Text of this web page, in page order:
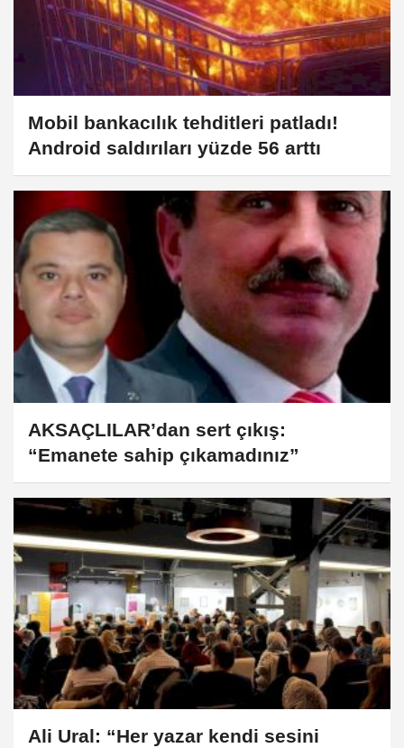
Mobil bankacılık tehditleri patladı!
Android saldırıları yüzde 56 arttı
AKSAÇLILAR’dan sert çıkış:
“Emanete sahip çıkamadınız”
Ali Ural: “Her yazar kendi sesini